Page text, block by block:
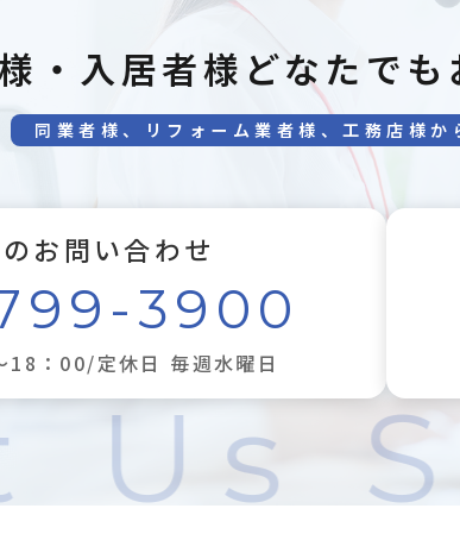
・入居者様どなたでも
同業者様、リフォーム業者様、工務店様か
お問い合わせ
3900
18：00/定休日 毎週水曜日
Us